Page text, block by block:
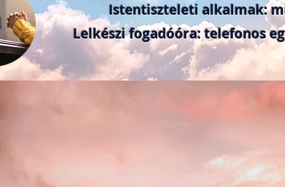
Istentiszteleti alkalmak:
Lelkészi fogadóóra: telefonos